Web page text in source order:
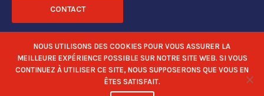
CONTACT
RÉSEAUX SOCIAUX
NOUS UTILISONS DES COOKIES POUR VOUS ASSURER LA
MEILLEURE EXPÉRIENCE POSSIBLE SUR NOTRE SITE WEB. SI VOUS
CONTINUEZ À UTILISER CE SITE, NOUS SUPPOSERONS QUE VOUS EN
ÊTES SATISFAIT.